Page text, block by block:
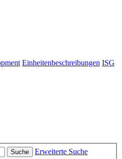
Einheitenbeschreibungen ISG
Suche
Erweiterte Suche